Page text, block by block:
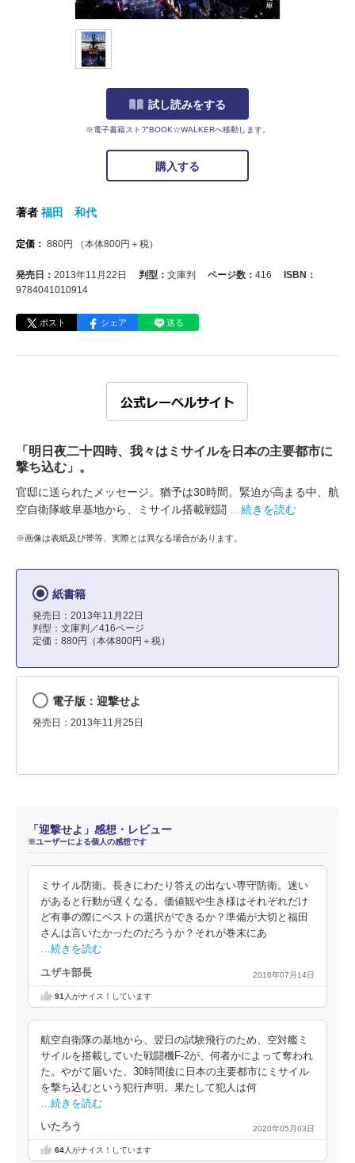
試し読みをする
※電子書籍ストアBOOK☆WALKERへ移動します。
購入する
著者 福田 和代
定価： 880円 （本体800円＋税）
発売日： 2013年11月22日 判型： 文庫判 ページ数： 416
ISBN：
9784041010914
ポスト シェア 送る
「明日夜二十四時、我々はミサイルを日本の主要都市に
撃ち込む」。
官邸に送られたメッセージ。猶予は30時間。緊迫が高まる中、航
空自衛隊岐阜基地から、ミサイル搭載戦闘
…続きを読む
※画像は表紙及び帯等、実際とは異なる場合があります。
紙書籍
発売日：2013年11月22日
判型：文庫判／416ページ
定価：880円（本体800円＋税）
電子版：迎撃せよ
発売日：2013年11月25日
「迎撃せよ」感想・レビュー
※ユーザーによる個人の感想です
ミサイル防衛。長きにわたり答えの出ない専守防衛。迷い
があると行動が遅くなる。価値観や生き様はそれぞれだけ
ど有事の際にベストの選択ができるか？準備が大切と福田
さんは言いたかったのだろうか？それが巻末にあ
…続きを読む
ユザキ部長 2016年07月14日
91 人がナイス！しています
航空自衛隊の基地から、翌日の試験飛行のため、空対艦ミ
サイルを搭載していた戦闘機F-2が、何者かによって奪われ
た。やがて届いた、30時間後に日本の主要都市にミサイル
を撃ち込むという犯行声明。果たして犯人は何
…続きを読む
いたろう 2020年05月03日
64人がナイス！しています